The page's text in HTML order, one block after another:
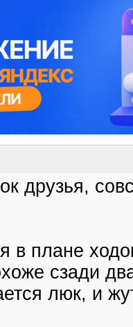
друзья,
в плане
сзади
люк, и